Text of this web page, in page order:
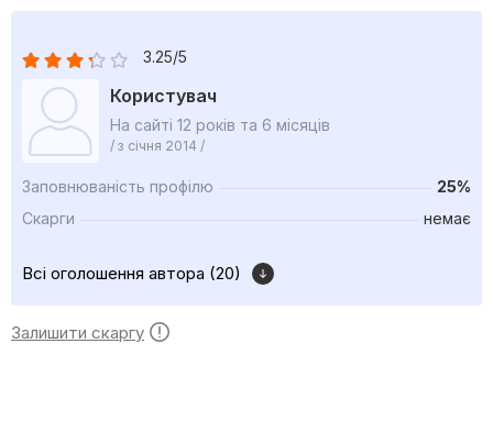
3.25/5
Користувач
На сайті 12 років та 6 місяців
/ з січня 2014 /
Заповнюваність профілю
25%
Скарги
немає
Всі оголошення автора (20)
Залишити скаргу